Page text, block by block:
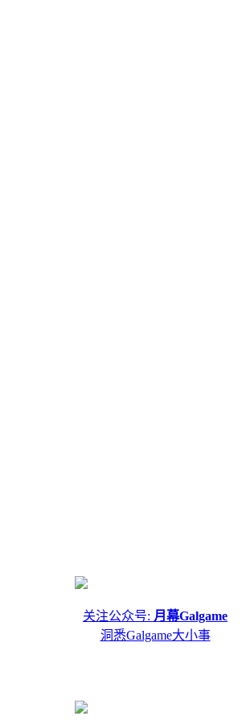
关注公众号: 月幕Galgame
洞悉Galgame大小事